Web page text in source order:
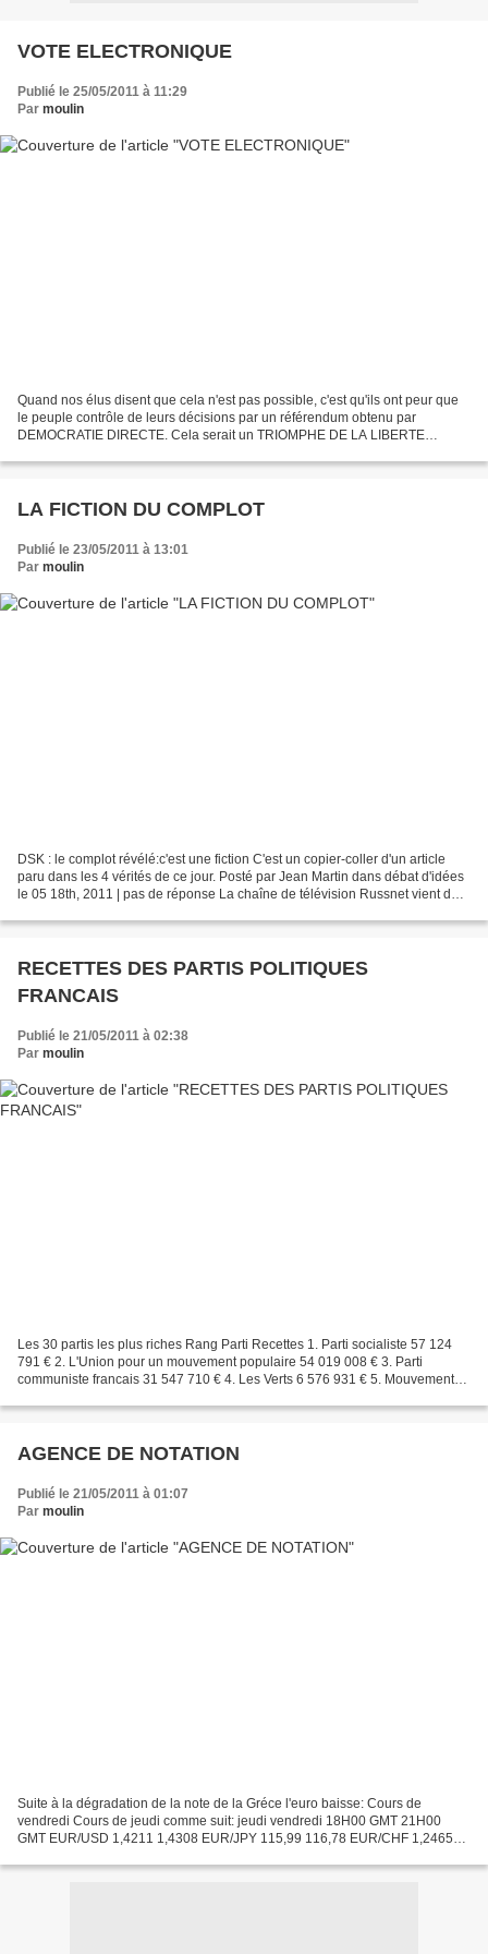
VOTE ELECTRONIQUE
Publié le 25/05/2011 à 11:29
Par moulin
Quand nos élus disent que cela n'est pas possible, c'est qu'ils ont peur que
le peuple contrôle de leurs décisions par un référendum obtenu par
DEMOCRATIE DIRECTE. Cela serait un TRIOMPHE DE LA LIBERTE
LA FICTION DU COMPLOT
Publié le 23/05/2011 à 13:01
Par moulin
DSK : le complot révélé:c'est une fiction C'est un copier-coller d'un article
paru dans les 4 vérités de ce jour. Posté par Jean Martin dans débat d'idées
le 05 18th, 2011 | pas de réponse La chaîne de télévision Russnet vient de
RECETTES DES PARTIS POLITIQUES
FRANCAIS
Publié le 21/05/2011 à 02:38
Par moulin
Les 30 partis les plus riches Rang Parti Recettes 1. Parti socialiste 57 124
791 € 2. L'Union pour un mouvement populaire 54 019 008 € 3. Parti
communiste francais 31 547 710 € 4. Les Verts 6 576 931 € 5. Mouvement
AGENCE DE NOTATION
Publié le 21/05/2011 à 01:07
Par moulin
Suite à la dégradation de la note de la Gréce l'euro baisse: Cours de
vendredi Cours de jeudi comme suit: jeudi vendredi 18H00 GMT 21H00
GMT EUR/USD 1,4211 1,4308 EUR/JPY 115,99 116,78 EUR/CHF 1,2465